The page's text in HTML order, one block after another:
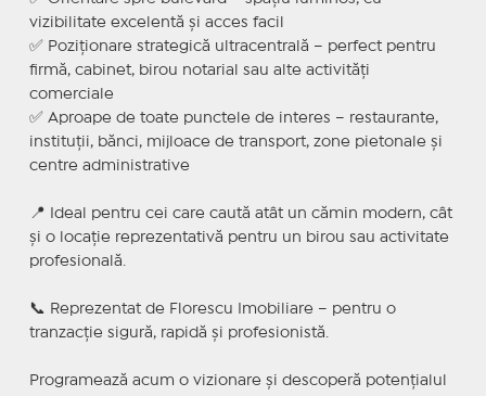
vizibilitate excelentă și acces facil
✅ Poziționare strategică ultracentrală – perfect pentru
firmă, cabinet, birou notarial sau alte activități
comerciale
✅ Aproape de toate punctele de interes – restaurante,
instituții, bănci, mijloace de transport, zone pietonale și
centre administrative
📍 Ideal pentru cei care caută atât un cămin modern, cât
și o locație reprezentativă pentru un birou sau activitate
profesională.
📞 Reprezentat de Florescu Imobiliare – pentru o
tranzacție sigură, rapidă și profesionistă.
Programează acum o vizionare și descoperă potențialul